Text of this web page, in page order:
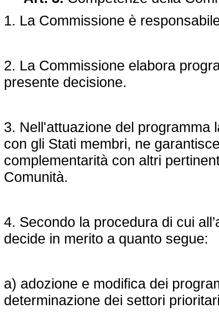
1. La Commissione è
2. La Commissione elabora
presente decisione.
3. Nell'attuazione del programma
con gli Stati membri, ne
complementarità con altri
Comunità.
4. Secondo la procedura di cui
decide in merito a quanto segue:
a) adozione e modifica dei
determinazione dei settori